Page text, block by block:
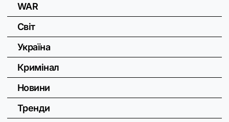
WAR
Світ
Україна
Кримінал
Новини
Тренди